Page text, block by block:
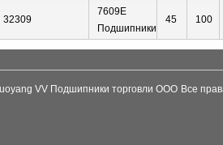
32309
7609E
Подшипники
45 100
VV Подшипники торговли ООО Все